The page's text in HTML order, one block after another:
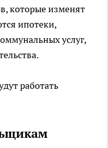
которые изменят
ипотеки,
услуг,
работать